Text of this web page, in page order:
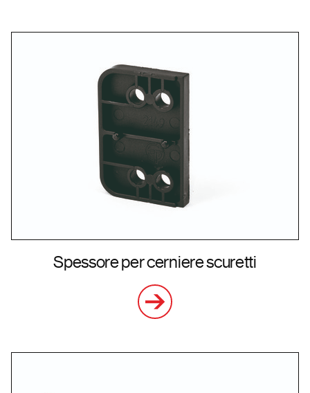
Spessore per cerniere scuretti